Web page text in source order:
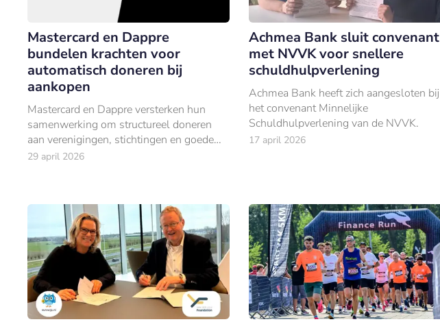
Mastercard en Dappre
bundelen krachten voor
automatisch doneren bij
aankopen
Mastercard en Dappre versterken hun
samenwerking om structureel doneren
aan verenigingen, stichtingen en goede
doelen eenvoudiger te maken.
29 april 2026
Achmea Bank sluit convenant
met NVVK voor snellere
schuldhulpverlening
Achmea Bank heeft zich aangesloten bij
het convenant Minnelijke
Schuldhulpverlening van de NVVK.
17 april 2026